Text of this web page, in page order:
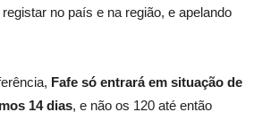
no país e na região, e apelando
Fafe só entrará em situação de
14 dias, e não os 120 até então